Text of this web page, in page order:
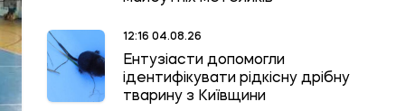
12:16 04.08.26
Ентузіасти допомогли
ідентифікувати рідкісну дрібну
тварину з Київщини